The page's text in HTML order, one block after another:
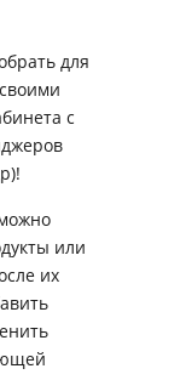
для
с
или
их